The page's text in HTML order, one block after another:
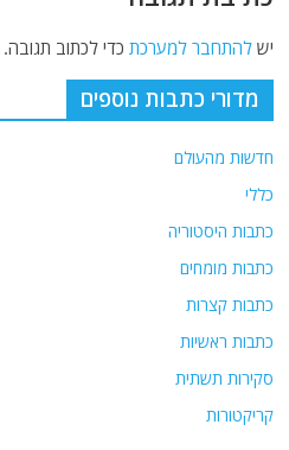
ישלהתחבר למערכת כדי לכתוב תגובה.
מדורי כתבות נוספים
חדשות מהעולם
כללי
כתבות היסטוריה
כתבות מומחים
כתבות קצרות
כתבות ראשיות
סקירות תשתית
קריקטורות